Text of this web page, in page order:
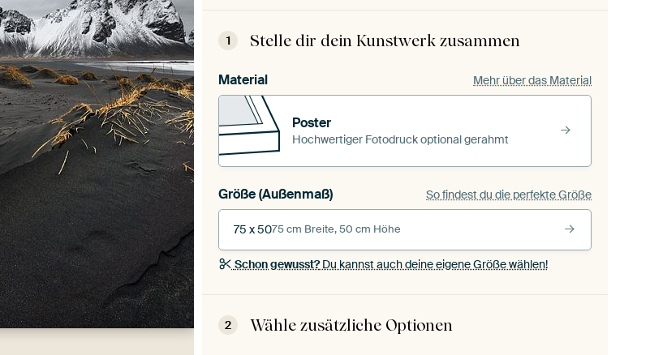
1 Stelle dir dein Kunstwerk zusammen
Material Mehr über das Material
Poster
Hochwertiger Fotodruck optional gerahmt
Größe (Außenmaß) So findest du die perfekte Größe
75 x 5075 cm Breite, 50 cm Höhe
Schon gewusst?Du kannst auch deine eigene Größe wählen!
2 Wähle zusätzliche Optionen